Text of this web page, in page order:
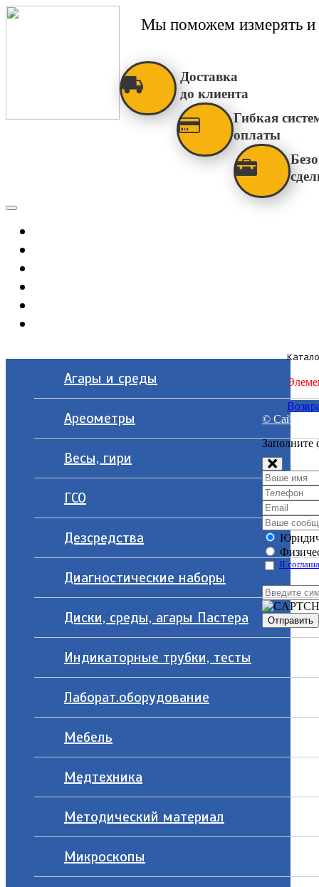
Мы поможем измерять и
Доставка
до клиента
Гибкая
оплаты
Агары и среды
Ареометры
Весы, гири
ГСО
Дезсредства
Диагностические наборы
Диски, среды, агары Пастера
Индикаторные трубки, тесты
Лаборат.оборудование
Мебель
Медтехника
Методический материал
Микроскопы
© Сайт
Заполните
Я